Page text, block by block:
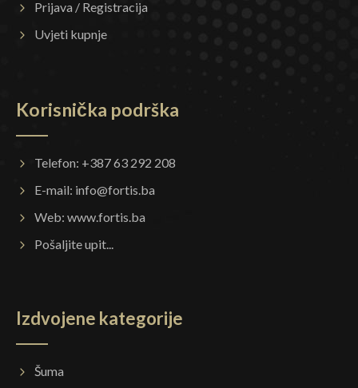
Prijava / Registracija
Uvjeti kupnje
Korisnička podrška
Telefon: +387 63 292 208
E-mail: info@fortis.ba
Web: www.fortis.ba
Pošaljite upit...
Izdvojene kategorije
Šuma